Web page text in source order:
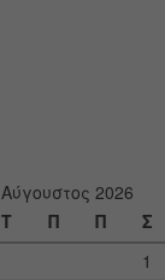
Αύγουστος 2026
Τ Π Π Σ
1